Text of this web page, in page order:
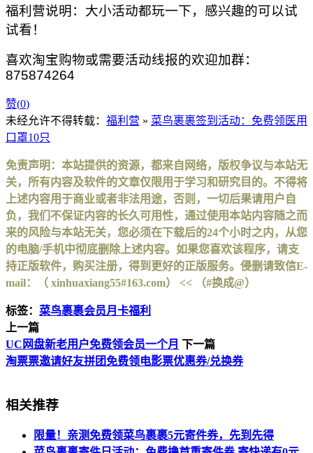
福利营说明：大小活动都玩一下，感兴趣的可以试
试看！
喜欢淘宝购物或需要活动线报的欢迎加群：
875874264
赞(0)
未经允许不得转载： 福利营 » 菜鸟裹裹签到活动：免费领医用
口罩10只
免责声明：本站提供的资源，都来自网络，版权争议与本站无
关，所有内容及软件的文章仅限用于学习和研究目的。不得将
上述内容用于商业或者非法用途，否则，一切后果请用户自
负，我们不保证内容的长久可用性，通过使用本站内容随之而
来的风险与本站无关，您必须在下载后的24个小时之内，从您
的电脑/手机中彻底删除上述内容。如果您喜欢该程序，请支
持正版软件，购买注册，得到更好的正版服务。侵删请致信E-
mail：（ xinhuaxiang55#163.com） << （#换成@）
标签： 菜鸟裹裹会员月卡福利
上一篇
UC网盘新老用户免费领会员一个月 下一篇
淘票票邀请好友拼团免费领电影票优惠券/兑换券
相关推荐
限量！亲测免费领菜鸟裹裹5元寄件券，先到先得